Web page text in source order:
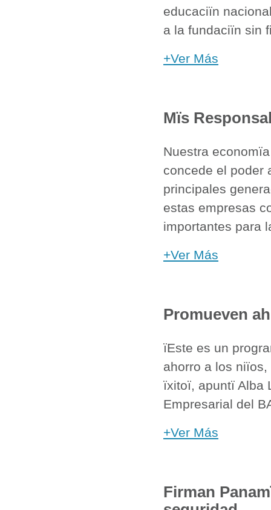
educaciïn
a la fundaciïn sin
+Ver Más
Mïs
Nuestra
concede el poder
principales
estas empresas
importantes para
+Ver Más
Promueven
ïEste es un
ahorro a los
ïxitoï, apuntï Alba
Empresarial del
+Ver Más
Firman